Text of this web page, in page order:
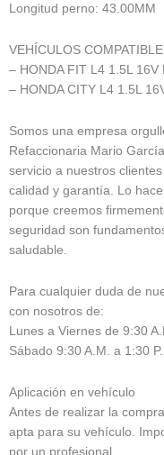
Longitud perno: 43.00MM
VEHÍCULOS
– HONDA FIT L4 1.5L 16V
– HONDA CITY L4 1.5L
Somos una empresa
Refaccionaria Mario
servicio a nuestros
calidad y garantía. Lo
porque creemos
seguridad son
saludable.
Para cualquier duda de
con nosotros de:
Lunes a Viernes de 9:30
Sábado 9:30 A.M. a 1:30
Aplicación en vehículo
Antes de realizar la
apta para su vehículo.
por un profesional.